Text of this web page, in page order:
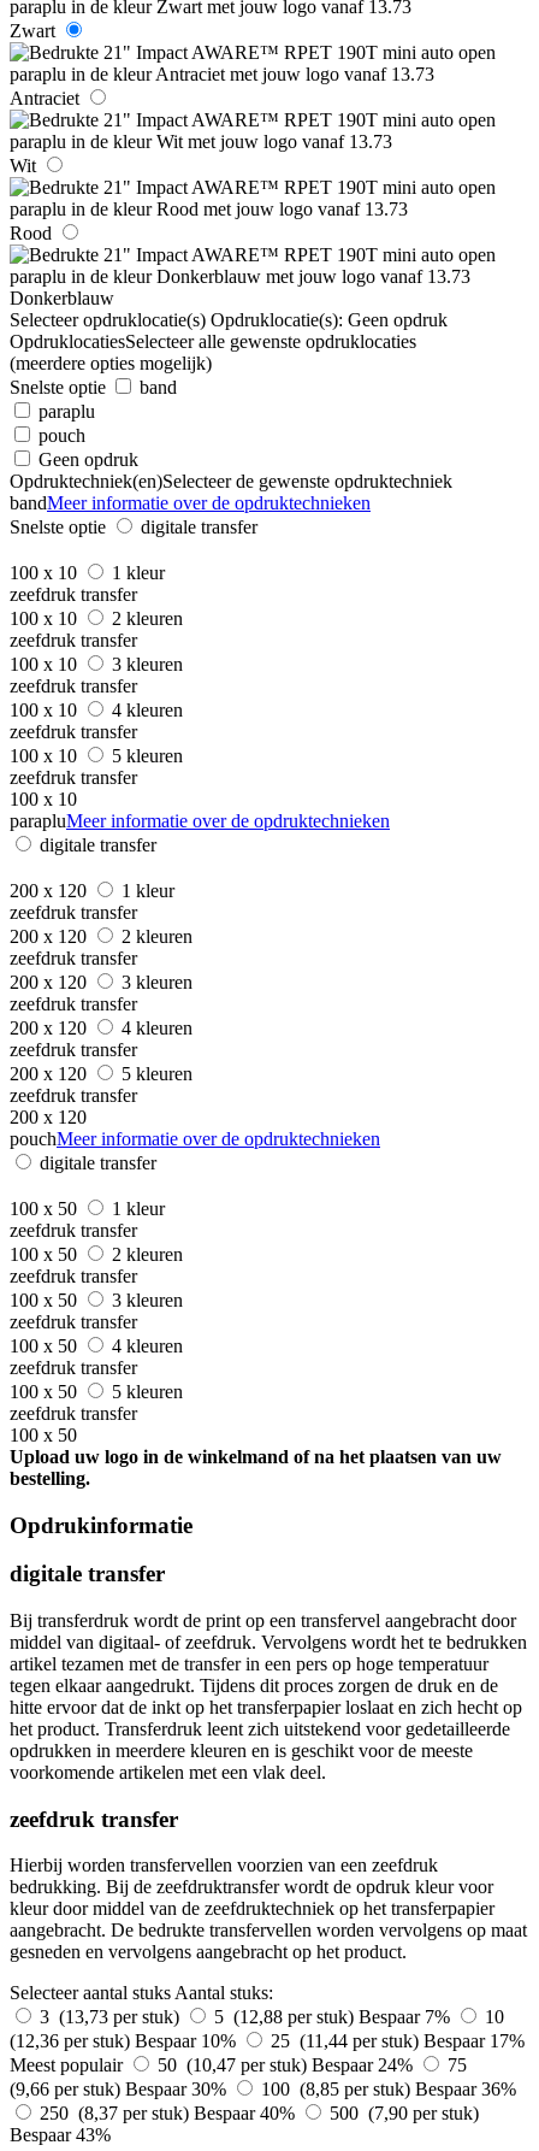
Zwart
Antraciet
Wit
Rood
Donkerblauw
Selecteer opdruklocatie(s) Opdruklocatie(s): Geen opdruk
OpdruklocatiesSelecteer alle gewenste opdruklocaties
(meerdere opties mogelijk)
Snelste optie
band
paraplu
pouch
Geen opdruk
Opdruktechniek(en)Selecteer de gewenste opdruktechniek
bandMeer informatie over de opdruktechnieken
Snelste optie
digitale transfer
100 x 10
1 kleur
zeefdruk transfer
100 x 10
2 kleuren
zeefdruk transfer
100 x 10
3 kleuren
zeefdruk transfer
100 x 10
4 kleuren
zeefdruk transfer
100 x 10
5 kleuren
zeefdruk transfer
100 x 10
parapluMeer informatie over de opdruktechnieken
digitale transfer
200 x 120
1 kleur
zeefdruk transfer
200 x 120
2 kleuren
zeefdruk transfer
200 x 120
3 kleuren
zeefdruk transfer
200 x 120
4 kleuren
zeefdruk transfer
200 x 120
5 kleuren
zeefdruk transfer
200 x 120
pouchMeer informatie over de opdruktechnieken
digitale transfer
100 x 50
1 kleur
zeefdruk transfer
100 x 50
2 kleuren
zeefdruk transfer
100 x 50
3 kleuren
zeefdruk transfer
100 x 50
4 kleuren
zeefdruk transfer
100 x 50
5 kleuren
zeefdruk transfer
100 x 50
Upload uw logo in de winkelmand of na het plaatsen van uw
bestelling.
Opdrukinformatie
digitale transfer
Bij transferdruk wordt de print op een transfervel aangebracht door
middel van digitaal- of zeefdruk. Vervolgens wordt het te bedrukken
artikel tezamen met de transfer in een pers op hoge temperatuur
tegen elkaar aangedrukt. Tijdens dit proces zorgen de druk en de
hitte ervoor dat de inkt op het transferpapier loslaat en zich hecht op
het product. Transferdruk leent zich uitstekend voor gedetailleerde
opdrukken in meerdere kleuren en is geschikt voor de meeste
voorkomende artikelen met een vlak deel.
zeefdruk transfer
Hierbij worden transfervellen voorzien van een zeefdruk
bedrukking. Bij de zeefdruktransfer wordt de opdruk kleur voor
kleur door middel van de zeefdruktechniek op het transferpapier
aangebracht. De bedrukte transfervellen worden vervolgens op maat
gesneden en vervolgens aangebracht op het product.
Selecteer aantal stuksAantal stuks:
3 (13,73 per stuk)
5 (12,88 per stuk) Bespaar 7%
10
(12,36 per stuk) Bespaar 10% 25 (11,44 per stuk) Bespaar 17%
Meest populair
50 (10,47 per stuk) Bespaar 24%
75
(9,66 per stuk) Bespaar 30% 100 (8,85 per stuk) Bespaar 36%
250 (8,37 per stuk) Bespaar 40%
500 (7,90 per stuk)
Bespaar 43%